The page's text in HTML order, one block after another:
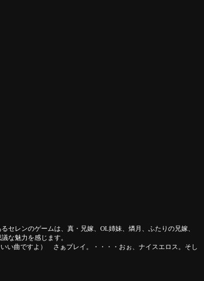
レンのゲームは、真・兄嫁、OL姉妹、燐月、ふたりの兄嫁、
な魅力を感じます。
い曲ですよ） さぁプレイ。・・・・おぉ、ナイスエロス。そし